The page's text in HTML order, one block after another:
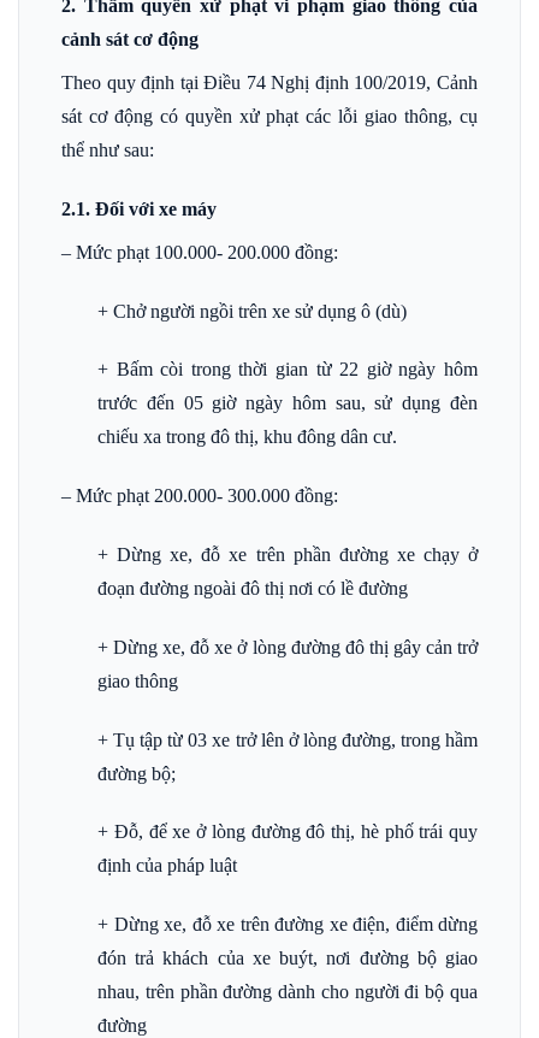
2. Thẩm quyền xử phạt vi phạm giao thông của
cảnh sát cơ động
Theo quy định tại Điều 74 Nghị định 100/2019, Cảnh
sát cơ động có quyền xử phạt các lỗi giao thông, cụ
thể như sau:
2.1. Đối với xe máy
– Mức phạt 100.000- 200.000 đồng:
+ Chở người ngồi trên xe sử dụng ô (dù)
+ Bấm còi trong thời gian từ 22 giờ ngày hôm
trước đến 05 giờ ngày hôm sau, sử dụng đèn
chiếu xa trong đô thị, khu đông dân cư.
– Mức phạt 200.000- 300.000 đồng:
+ Dừng xe, đỗ xe trên phần đường xe chạy ở
đoạn đường ngoài đô thị nơi có lề đường
+ Dừng xe, đỗ xe ở lòng đường đô thị gây cản trở
giao thông
+ Tụ tập từ 03 xe trở lên ở lòng đường, trong hầm
đường bộ;
+ Đỗ, để xe ở lòng đường đô thị, hè phố trái quy
định của pháp luật
+ Dừng xe, đỗ xe trên đường xe điện, điểm dừng
đón trả khách của xe buýt, nơi đường bộ giao
nhau, trên phần đường dành cho người đi bộ qua
đường